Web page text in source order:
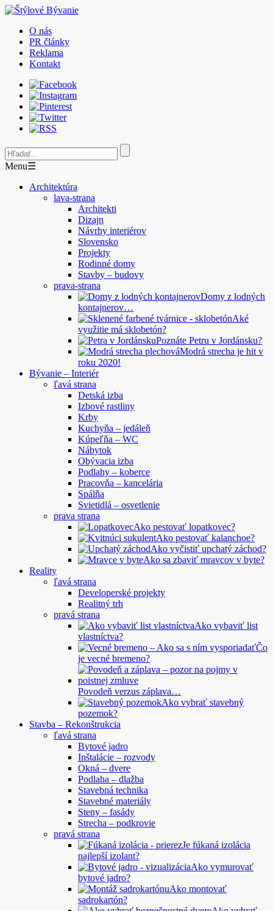
O nás
PR články
Reklama
Kontakt
Menu☰
Architektúra
lava-strana
Architekti
Dizajn
Návrhy interiérov
Slovensko
Projekty
Rodinné domy
Stavby – budovy
prava-strana
Domy z lodných
kontajnerov…
Aké
využitie má sklobetón?
Poznáte Petru v Jordánsku?
Modrá strecha je hit v
roku 2020!
Bývanie – Interiér
ľavá strana
Detská izba
Izbové rastliny
Krby
Kuchyňa – jedáleň
Kúpeľňa – WC
Nábytok
Obývacia izba
Podlahy – koberce
Pracovňa – kancelária
Spálňa
Svietidlá – osvetlenie
prava strana
Ako pestovať lopatkovec?
Ako pestovať kalanchoe?
Ako vyčistiť upchatý záchod?
Ako sa zbaviť mravcov v byte?
Reality
ľavá strana
Developerské projekty
Realitný trh
pravá strana
Ako vybaviť list
vlastníctva?
Čo
je vecné bremeno?
Povodeň verzus záplava…
Ako vybrať stavebný
pozemok?
Stavba – Rekonštrukcia
ľavá strana
Bytové jadro
Inštalácie – rozvody
Okná – dvere
Podlaha – dlažba
Stavebná technika
Stavebné materiály
Steny – fasády
Strecha – podkrovie
pravá strana
Je fúkaná izolácia
najlepší izolant?
Ako vymurovať
bytové jadro?
Ako montovať
sadrokartón?